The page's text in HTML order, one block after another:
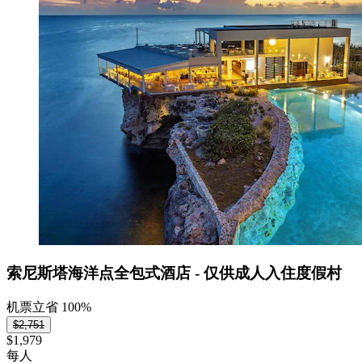
索尼斯塔海洋点全包式酒店 - 仅供成人入住度假村
机票立省 100%
$2,751
$1,979
每人